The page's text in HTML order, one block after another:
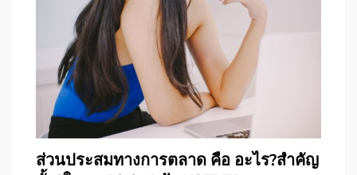
ส่วนประสมทางการตลาด คือ อะไร?สำคัญ